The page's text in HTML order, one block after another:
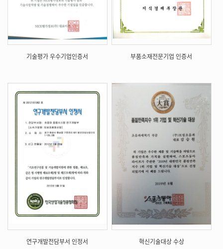
기술평가 우수기업인증서 부품소재전문기업 인증서
연구개발전담부서 인정서 혁신기술대상 수상